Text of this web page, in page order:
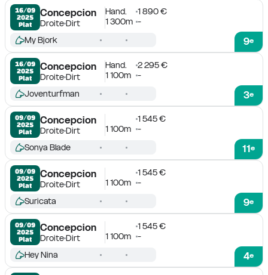
16/09
2025
Plat
Concepcion
DroiteDirt
Hand.
1 890 €
1 300m -
9e
My Bjork
16/09
2025
Plat
Concepcion
DroiteDirt
Hand.
2 295 €
1 100m
-
3e
Joventurfman
09/09
2025
Plat
Concepcion
DroiteDirt
1 545 €
1 100m
-
11e
Sonya Blade
09/09
2025
Plat
Concepcion
DroiteDirt
1 545 €
1 100m
-
9e
Suricata
09/09
2025
Plat
Concepcion
DroiteDirt
1 545 €
1 100m
-
4e
Hey Nina